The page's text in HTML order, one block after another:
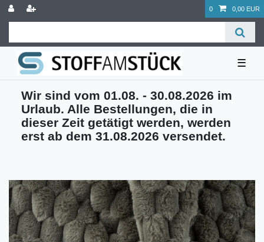
0 0,00 EUR
☰
Wir sind vom 01.08. - 30.08.2026 im
Urlaub. Alle Bestellungen, die in
dieser Zeit getätigt werden, werden
erst ab dem 31.08.2026 versendet.